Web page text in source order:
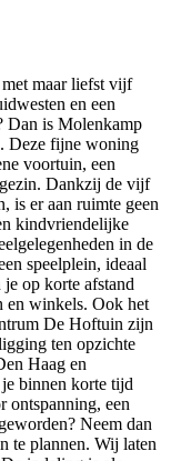
maar liefst vijf
en een
Dan is Molenkamp
Deze fijne woning
voortuin, een
Dankzij de vijf
is er aan ruimte geen
kindvriendelijke
in de
speelplein, ideaal
op korte afstand
en winkels. Ook het
De Hoftuin zijn
ten opzichte
Haag en
binnen korte tijd
ontspanning, een
Neem dan
te plannen. Wij laten